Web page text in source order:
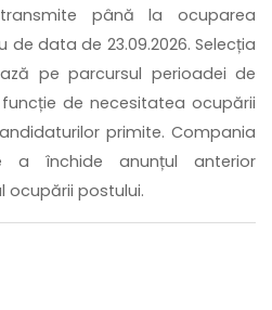
până la ocuparea
data de 23.09.2026. Selecția
pe parcursul perioadei de
de necesitatea ocupării
primite. Compania
a închide anunțul anterior
ocupării postului.